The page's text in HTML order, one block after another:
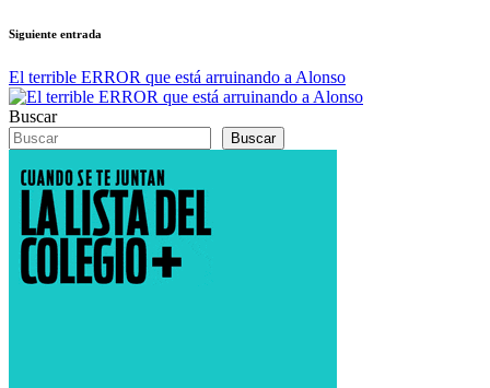
Siguiente entrada
El terrible ERROR que está arruinando a Alonso
Buscar
Buscar